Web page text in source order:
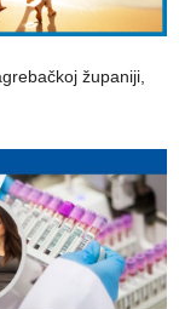
županiji,